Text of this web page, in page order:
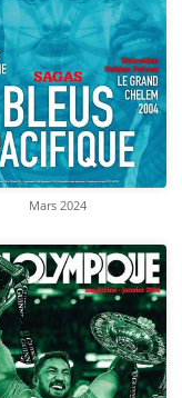
Mars 2024